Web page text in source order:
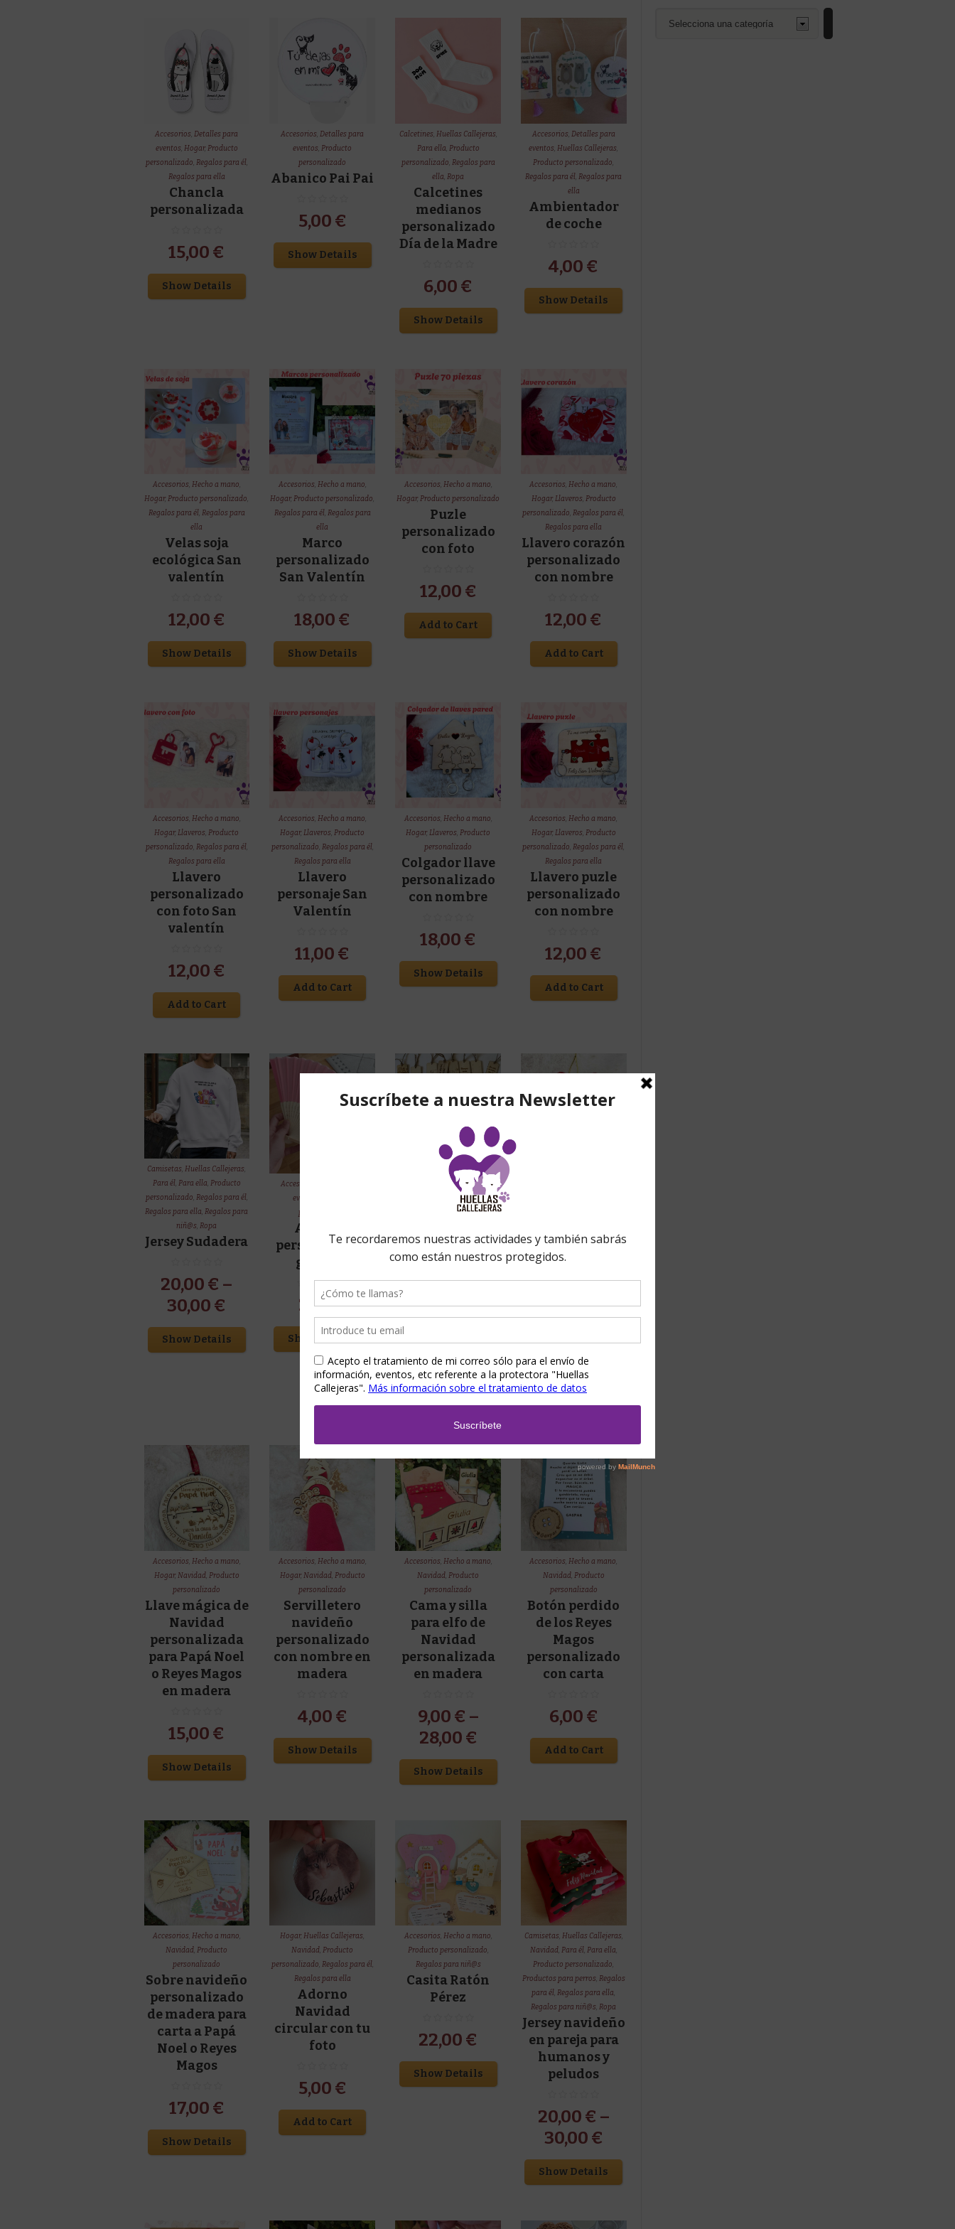
últimos
Accesorios,Detalles para
eventos, Hogar, Producto
personalizado, Regalos para él,
Regalos para ella
Chancla
personalizada
15,00 €
Show Details
Accesorios,Detalles para
eventos,Producto
personalizado
Abanico Pai Pai
5,00 €
Show Details
Calcetines, Huellas Callejeras,
Para ella, Producto
personalizado, Regalos para
ella,Ropa
Calcetines
medianos
personalizado
Día de la Madre
6,00 €
Show Details
Accesorios, Detalles para
eventos,Huellas Callejeras,
Producto personalizado,
Regalos para él,Regalos para
ella
Ambientador
de coche
4,00 €
Show Details
Accesorios, Hecho a mano,
Hogar,Producto personalizado,
Regalos para él, Regalos para
ella
Velas soja
ecológica San
valentín
12,00 €
Show Details
Accesorios, Hecho a mano,
Hogar,Producto personalizado,
Regalos para él, Regalos para
ella
Marco
personalizado
San Valentín
18,00 €
Show Details
Accesorios, Hecho a mano,
Hogar,Producto personalizado
Puzle
personalizado
con foto
12,00 €
Add to Cart
Accesorios,Hecho a mano,
Hogar, Llaveros, Producto
personalizado,Regalos para él,
Regalos para ella
Llavero corazón
personalizado
con nombre
12,00 €
Add to Cart
Accesorios, Hecho a mano,
Hogar,Llaveros,Producto
personalizado, Regalos para él,
Regalos para ella
Llavero
personalizado
con foto San
valentín
12,00 €
Add to Cart
Accesorios, Hecho a mano,
Hogar,Llaveros,Producto
personalizado, Regalos para él,
Regalos para ella
Llavero
personaje San
Valentín
11,00 €
Add to Cart
Accesorios, Hecho a mano,
Hogar,Llaveros,Producto
personalizado
Colgador llave
personalizado
con nombre
18,00 €
Show Details
Accesorios,Hecho a mano,
Hogar, Llaveros, Producto
personalizado,Regalos para él,
Regalos para ella
Llavero puzle
personalizado
con nombre
12,00 €
Add to Cart
Camisetas,Huellas Callejeras,
Para él, Para ella, Producto
personalizado, Regalos para él,
Regalos para ella,Regalos para
niñ@s,Ropa
Jersey Sudadera
20,00 € –
30,00 €
Show Details
Accesorios
eventos
personalizado
Abanico
personalizado
grabado
2,50€
Show Details
Detalles para
Huellas Callejeras,
Producto personalizado ,
Regalos para
Marca páginas
personalizado
3,00€
personalizado
con nombre
para perro o
7,00€–
10,00
Show Details
Accesorios, Hecho a mano,
Hogar, Navidad, Producto
personalizado
Llave mágica de
Navidad
personalizada
para Papá Noel
o Reyes Magos
en madera
15,00 €
Show Details
Accesorios, Hecho a mano,
Hogar, Navidad, Producto
personalizado
Servilletero
navideño
personalizado
con nombre en
madera
4,00 €
Show Details
Accesorios, Hecho a mano,
Navidad,Producto
personalizado
Cama y silla
para elfo de
Navidad
personalizada
en madera
9,00 € –
28,00 €
Show Details
Accesorios,Hecho a mano,
Navidad, Producto
personalizado
Botón perdido
de los Reyes
Magos
personalizado
con carta
6,00 €
Add to Cart
Accesorios, Hecho a mano,
Navidad,Producto
personalizado
Sobre navideño
personalizado
de madera para
carta a Papá
Noel o Reyes
Magos
17,00 €
Show Details
Hogar,Huellas Callejeras,
Navidad,Producto
personalizado, Regalos para él,
Regalos para ella
Adorno
Navidad
circular con tu
foto
5,00 €
Add to Cart
Accesorios, Hecho a mano,
Producto personalizado,
Regalos para niñ@s
Casita Ratón
Pérez
22,00 €
Show Details
Camisetas, Huellas Callejeras,
Navidad, Para él, Para ella,
Producto personalizado,
Productos para perros, Regalos
para él,Regalos para ella,
Regalos para niñ@s,Ropa
Jersey navideño
en pareja para
humanos y
peludos
20,00 € –
30,00 €
Show Details
una